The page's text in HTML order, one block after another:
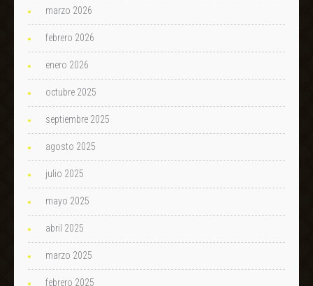
marzo 2026
febrero 2026
enero 2026
octubre 2025
septiembre 2025
agosto 2025
julio 2025
mayo 2025
abril 2025
marzo 2025
febrero 2025